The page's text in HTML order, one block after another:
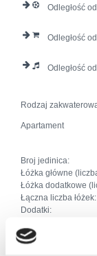
Odległość
Odległość
Odległość
Rodzaj
Apartament
Broj jedinica:
Łóżka główne
Łóżka dodatkowe
Łączna liczba łóżek:
Dodatki: